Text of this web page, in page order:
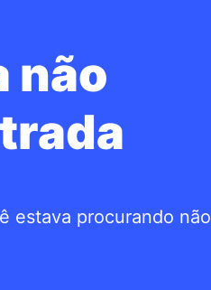
não
estava procurando não